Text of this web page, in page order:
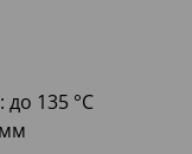
135 °C